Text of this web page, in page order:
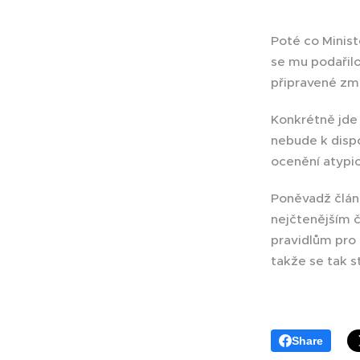
Poté co
se mu
připravené
Konkrétně
nebude k
ocenění
Poněvadž
nejčtenějším
pravidlům pro
takže se tak
Share